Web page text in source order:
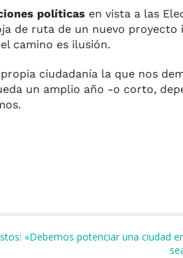
políticas en vista a las
de ruta de un nuevo proyecto
camino es ilusión.
ciudadanía la que nos
un amplio año -o corto,
«Debemos potenciar una ciudad